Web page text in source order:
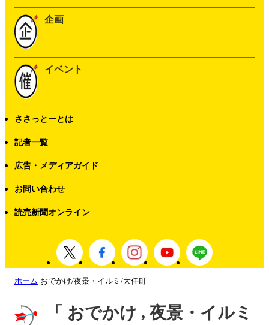
企画
イベント
ささっとーとは
記者一覧
広告・メディアガイド
お問い合わせ
読売新聞オンライン
ホーム おでかけ/夜景・イルミ/大任町
「 おでかけ , 夜景・イルミ